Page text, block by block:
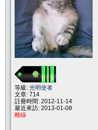
等級: 光明使者
文章: 714
註冊時間: 2012-11-14
最近來訪: 2013-01-08
離線